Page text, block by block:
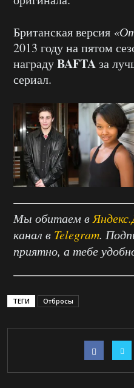
Британская версия
2013 году на пятом
наградуBAFTAза
сериал.
Мы обитаем в
канал в Telegram.
приятно, а тебе
ТЕГИ Отбросы